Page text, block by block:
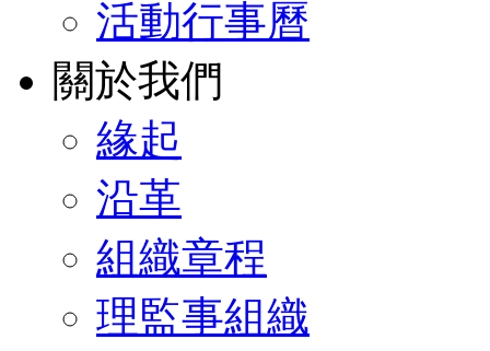
活動行事曆
關於我們
緣起
沿革
組織章程
理監事組織